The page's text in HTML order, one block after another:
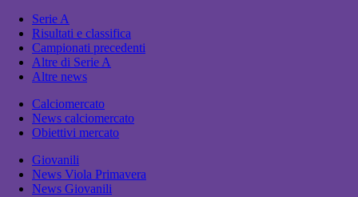
Serie A
Risultati e classifica
Campionati precedenti
Altre di Serie A
Altre news
Calciomercato
News calciomercato
Obiettivi mercato
Giovanili
News Viola Primavera
News Giovanili